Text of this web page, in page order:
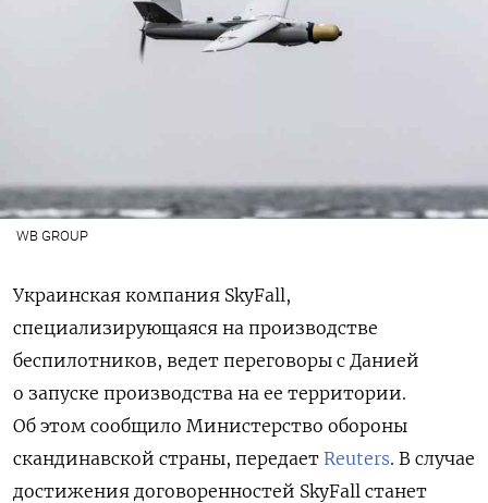
WB GROUP
Украинская компания SkyFall,
специализирующаяся на производстве
беспилотников, ведет переговоры с Данией
о запуске производства на ее территории.
Об этом сообщило Министерство обороны
скандинавской страны, передает Reuters. В случае
достижения договоренностей SkyFall станет